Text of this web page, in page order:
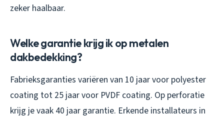
zeker haalbaar.
Welke garantie krijg ik op metalen
dakbedekking?
Fabrieksgaranties variëren van 10 jaar voor polyester
coating tot 25 jaar voor PVDF coating. Op perforatie
krijg je vaak 40 jaar garantie. Erkende installateurs in